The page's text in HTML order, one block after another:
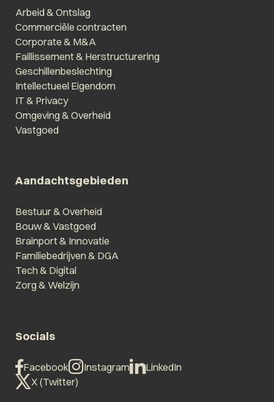
Arbeid & Ontslag
Commerciële contracten
Corporate & M&A
Faillissement & Herstructurering
Geschillenbeslechting
Intellectueel Eigendom
IT & Privacy
Omgeving & Overheid
Vastgoed
Aandachtsgebieden
Bestuur & Overheid
Bouw & Vastgoed
Brainport & Innovatie
Familiebedrijven & DGA
Tech & Digital
Zorg & Welzijn
Socials
Facebook Instagram
LinkedIn
X (Twitter)